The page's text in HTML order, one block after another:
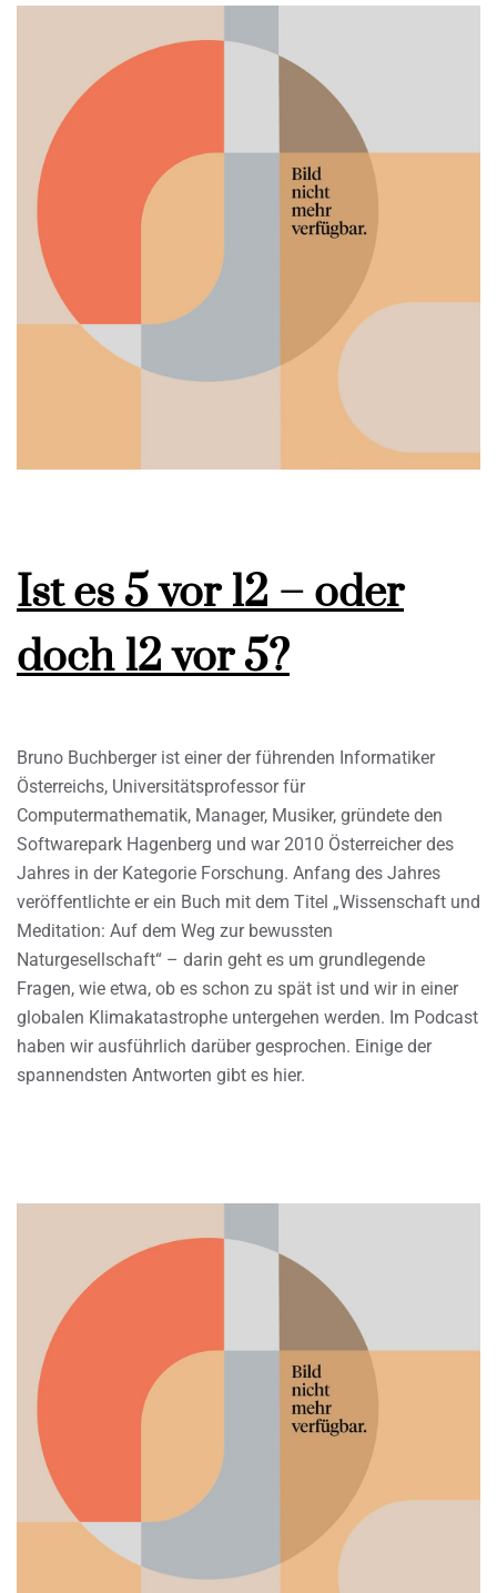
Ist es 5 vor 12 – oder
doch 12 vor 5?
Bruno Buchberger ist einer der führenden Informatiker
Österreichs, Universitätsprofessor für
Computermathematik, Manager, Musiker, gründete den
Softwarepark Hagenberg und war 2010 Österreicher des
Jahres in der Kategorie Forschung. Anfang des Jahres
veröffentlichte er ein Buch mit dem Titel „Wissenschaft und
Meditation: Auf dem Weg zur bewussten
Naturgesellschaft“ – darin geht es um grundlegende
Fragen, wie etwa, ob es schon zu spät ist und wir in einer
globalen Klimakatastrophe untergehen werden. Im Podcast
haben wir ausführlich darüber gesprochen. Einige der
spannendsten Antworten gibt es hier.